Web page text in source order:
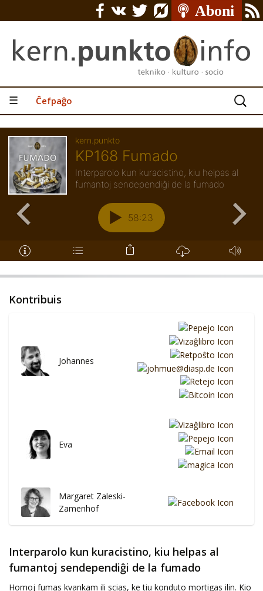
☰ Ĉefpaĝo
Serĉu:
Kontribuis
Johannes
Eva
Margaret Zaleski-
Zamenhof
Interparolo kun kuracistino, kiu helpas al
fumantoj sendependiĝi de la fumado
Homoj fumas kvankam ili scias, ke tiu konduto mortigas ilin. Kio